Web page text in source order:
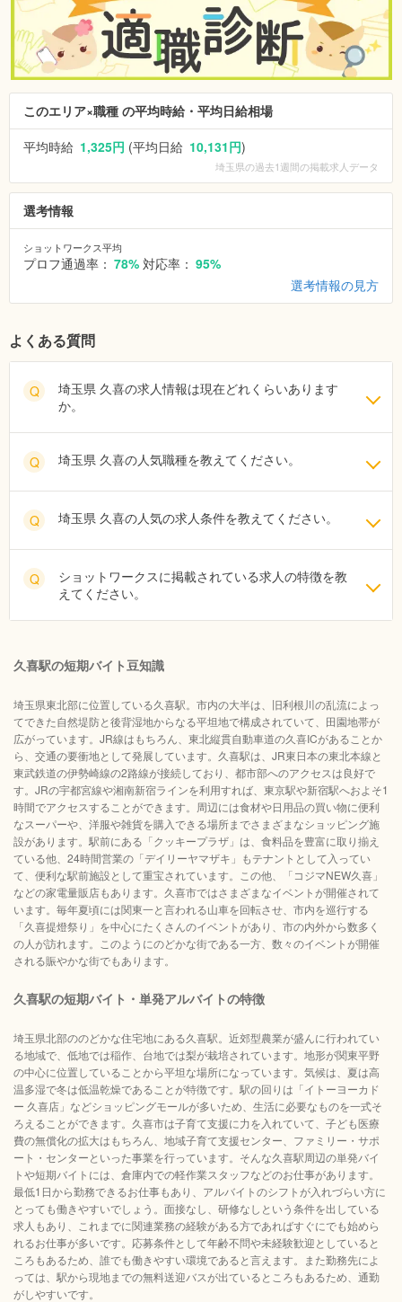
このエリア×職種 の平均時給・平均日給相場
平均時給 1,325円 (平均日給 10,131円)
埼玉県の過去1週間の掲載求人データ
選考情報
ショットワークス平均
プロフ通過率： 78% 対応率： 95%
選考情報の見方
よくある質問
Q
埼玉県 久喜の求人情報は現在どれくらいあります
か。
Q 埼玉県 久喜の人気職種を教えてください。
Q 埼玉県 久喜の人気の求人条件を教えてください。
Q
ショットワークスに掲載されている求人の特徴を教
えてください。
久喜駅の短期バイト豆知識
埼玉県東北部に位置している久喜駅。市内の大半は、旧利根川の乱流によっ
てできた自然堤防と後背湿地からなる平坦地で構成されていて、田園地帯が
広がっています。JR線はもちろん、東北縦貫自動車道の久喜ICがあることか
ら、交通の要衝地として発展しています。久喜駅は、JR東日本の東北本線と
東武鉄道の伊勢崎線の2路線が接続しており、都市部へのアクセスは良好で
す。JRの宇都宮線や湘南新宿ラインを利用すれば、東京駅や新宿駅へおよそ1
時間でアクセスすることができます。周辺には食材や日用品の買い物に便利
なスーパーや、洋服や雑貨を購入できる場所までさまざまなショッピング施
設があります。駅前にある「クッキープラザ」は、食料品を豊富に取り揃え
ている他、24時間営業の「デイリーヤマザキ」もテナントとして入ってい
て、便利な駅前施設として重宝されています。この他、「コジマNEW久喜」
などの家電量販店もあります。久喜市ではさまざまなイベントが開催されて
います。毎年夏頃には関東一と言われる山車を回転させ、市内を巡行する
「久喜提燈祭り」を中心にたくさんのイベントがあり、市の内外から数多く
の人が訪れます。このようにのどかな街である一方、数々のイベントが開催
される賑やかな街でもあります。
久喜駅の短期バイト・単発アルバイトの特徴
埼玉県北部ののどかな住宅地にある久喜駅。近郊型農業が盛んに行われてい
る地域で、低地では稲作、台地では梨が栽培されています。地形が関東平野
の中心に位置していることから平坦な場所になっています。気候は、夏は高
温多湿で冬は低温乾燥であることが特徴です。駅の回りは「イトーヨーカド
ー 久喜店」などショッピングモールが多いため、生活に必要なものを一式そ
ろえることができます。久喜市は子育て支援に力を入れていて、子ども医療
費の無償化の拡大はもちろん、地域子育て支援センター、ファミリー・サポ
ート・センターといった事業を行っています。そんな久喜駅周辺の単発バイ
トや短期バイトには、倉庫内での軽作業スタッフなどのお仕事があります。
最低1日から勤務できるお仕事もあり、アルバイトのシフトが入れづらい方に
とっても働きやすいでしょう。面接なし、研修なしという条件を出している
求人もあり、これまでに関連業務の経験がある方であればすぐにでも始めら
れるお仕事が多いです。応募条件として年齢不問や未経験歓迎としていると
ころもあるため、誰でも働きやすい環境であると言えます。また勤務先によ
っては、駅から現地までの無料送迎バスが出ているところもあるため、通勤
がしやすいです。